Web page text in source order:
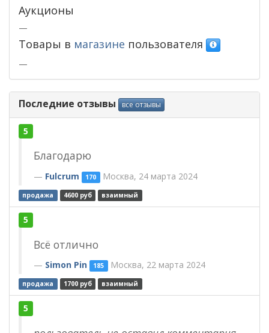
Аукционы
—
Товары в магазине пользователя
—
Последние отзывы все отзывы
5
Благодарю
Fulcrum 170 Москва, 24 марта 2024
продажа 4600 руб взаимный
5
Всё отлично
Simon Pin 185 Москва, 22 марта 2024
продажа 1700 руб взаимный
5